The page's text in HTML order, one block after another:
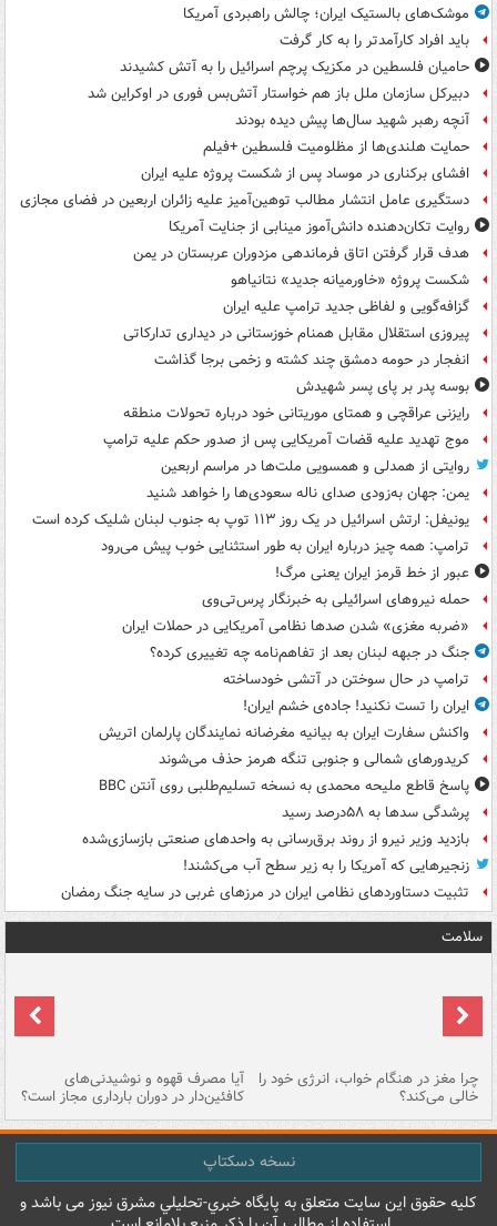
موشک‌های بالستیک ایران؛ چالش راهبردی آمریکا
باید افراد کارآمدتر را به کار گرفت
حامیان فلسطین در مکزیک پرچم اسرائیل را به آتش کشیدند
دبیرکل سازمان ملل باز هم خواستار آتش‌بس فوری در اوکراین شد
آنچه رهبر شهید سال‌ها پیش دیده بودند
حمایت هلندی‌ها از مظلومیت فلسطین +فیلم
افشای برکناری در موساد پس از شکست پروژه علیه ایران
دستگیری عامل انتشار مطالب توهین‌آمیز علیه زائران اربعین در فضای مجازی
روایت تکان‌دهنده دانش‌آموز مینابی از جنایت آمریکا
هدف قرار گرفتن اتاق‌ فرماندهی مزدوران عربستان در یمن
شکست پروژه «خاورمیانه جدید» نتانیاهو
گزافه‌گویی و لفاظی جدید ترامپ علیه ایران
پیروزی استقلال مقابل همنام خوزستانی در دیداری تدارکاتی
انفجار در حومه دمشق چند کشته و زخمی برجا گذاشت
بوسه‌ پدر بر پای پسر شهیدش
رایزنی عراقچی و همتای موریتانی خود درباره تحولات منطقه
موج تهدید علیه قضات آمریکایی پس از صدور حکم علیه ترامپ
روایتی از همدلی و همسویی ملت‌ها در مراسم اربعین
یمن: جهان به‌زودی صدای ناله سعودی‌ها را خواهد شنید
یونیفل: ارتش اسرائیل در یک روز ۱۱۳ توپ به جنوب لبنان شلیک کرده است
ترامپ: همه چیز درباره ایران به طور استثنایی خوب پیش می‌رود
عبور از خط قرمز ایران یعنی مرگ!
حمله نیروهای اسرائیلی به خبرنگار پرس‌تی‌وی
«ضربه مغزی» شدن صدها نظامی آمریکایی در حملات ایران
جنگ در جبهه لبنان بعد از تفاهم‌نامه چه تغییری کرده؟
ترامپ در حال سوختن در آتشی خودساخته
ایران را تست نکنید! جاده‌ی خشم ایران!
واکنش سفارت ایران به بیانیه مغرضانه نمایندگان پارلمان اتریش
کریدورهای شمالی و جنوبی تنگه هرمز حذف می‌شوند
پاسخ قاطع ملیحه محمدی به نسخه تسلیم‌طلبی روی آنتن BBC
پرشدگی سدها به ۵۸درصد رسید
بازدید وزیر نیرو از روند برق‌رسانی به واحدهای صنعتی بازسازی‌شده
زنجیرهایی که آمریکا را به زیر سطح آب می‌کشند!
تثبیت دستاوردهای نظامی ایران در مرزهای غربی در سایه جنگ رمضان
سلامت
چرا مغز در هنگام خواب، انرژی خود را
خالی می‌کند؟
آیا مصرف قهوه و نوشیدنی‌های
کافئین‌دار در دوران بارداری مجاز است؟
نسخه دسکتاپ
کليه حقوق اين سايت متعلق به پایگاه خبري-تحليلي مشرق نيوز می باشد و